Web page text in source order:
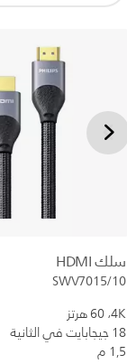
سلك HDMI
SWV7015/10
4K،‏ 60 هرتز
18 جيجابايت في الثانية
1,5 م